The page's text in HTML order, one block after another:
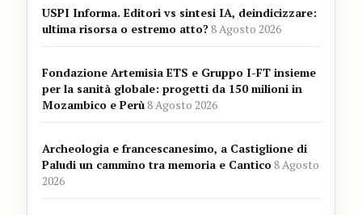
USPI Informa. Editori vs sintesi IA, deindicizzare:
ultima risorsa o estremo atto?8 Agosto 2026
Fondazione Artemisia ETS e Gruppo I-FT insieme
per la sanità globale: progetti da 150 milioni in
Mozambico e Perù8 Agosto 2026
Archeologia e francescanesimo, a Castiglione di
Paludi un cammino tra memoria e Cantico8 Agosto
2026